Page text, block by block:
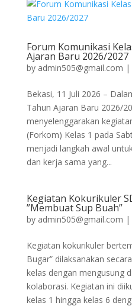
Forum Komunikasi
Ajaran Baru 2026/2027
by admin505@gmail.com |
Bekasi, 11 Juli 2026 –
Tahun Ajaran Baru 2026/
menyelenggarakan
(Forkom) Kelas 1 pada
menjadi langkah awal
dan kerja sama yang...
Kegiatan Kokurikuler
”Membuat Sup Buah”
by admin505@gmail.com |
Kegiatan kokurikuler
Bugar” dilaksanakan
kelas dengan mengusung
kolaborasi. Kegiatan ini
kelas 1 hingga kelas 6